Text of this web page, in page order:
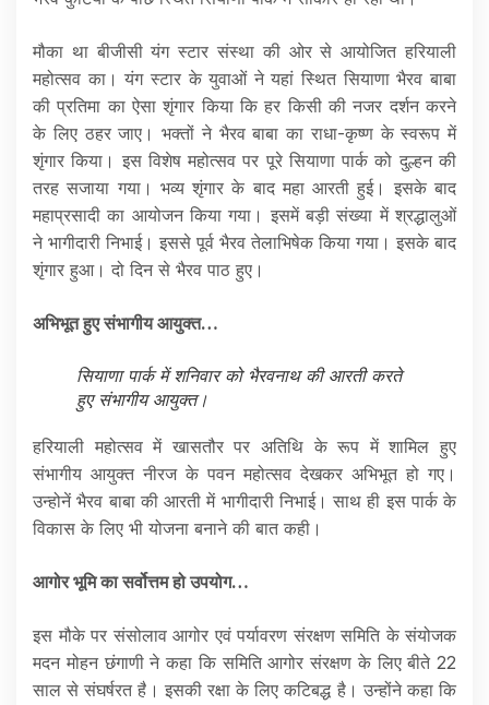
मौका था बीजीसी यंग स्टार संस्था की ओर से आयोजित हरियाली
महोत्सव का। यंग स्टार के युवाओं ने यहां स्थित सियाणा भैरव बाबा
की प्रतिमा का ऐसा शृंगार किया कि हर किसी की नजर दर्शन करने
के लिए ठहर जाए। भक्तों ने भैरव बाबा का राधा-कृष्ण के स्वरूप में
शृंगार किया। इस विशेष महोत्सव पर पूरे सियाणा पार्क को दुल्हन की
तरह सजाया गया। भव्य शृंगार के बाद महा आरती हुई। इसके बाद
महाप्रसादी का आयोजन किया गया। इसमें बड़ी संख्या में श्रद्धालुओं
ने भागीदारी निभाई। इससे पूर्व भैरव तेलाभिषेक किया गया। इसके बाद
शृंगार हुआ। दो दिन से भैरव पाठ हुए।
अभिभूत हुए संभागीय आयुक्त…
सियाणा पार्क में शनिवार को भैरवनाथ की आरती करते
हुए संभागीय आयुक्त।
हरियाली महोत्सव में खासतौर पर अतिथि के रूप में शामिल हुए
संभागीय आयुक्त नीरज के पवन महोत्सव देखकर अभिभूत हो गए।
उन्होनें भैरव बाबा की आरती में भागीदारी निभाई। साथ ही इस पार्क के
विकास के लिए भी योजना बनाने की बात कही।
आगोर भूमि का सर्वोत्तम हो उपयोग…
इस मौके पर संसोलाव आगोर एवं पर्यावरण संरक्षण समिति के संयोजक
मदन मोहन छंगाणी ने कहा कि समिति आगोर संरक्षण के लिए बीते 22
साल से संघर्षरत है। इसकी रक्षा के लिए कटिबद्ध है। उन्होंने कहा कि